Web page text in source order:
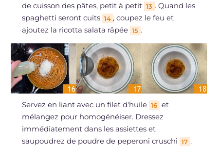
de cuisson des pâtes, petit à petit 13 . Quand les
spaghetti seront cuits 14 , coupez le feu et
ajoutez la ricotta salata râpée 15 .
Servez en liant avec un filet d'huile 16 et
mélangez pour homogénéiser. Dressez
immédiatement dans les assiettes et
saupoudrez de poudre de peperoni cruschi 17 .